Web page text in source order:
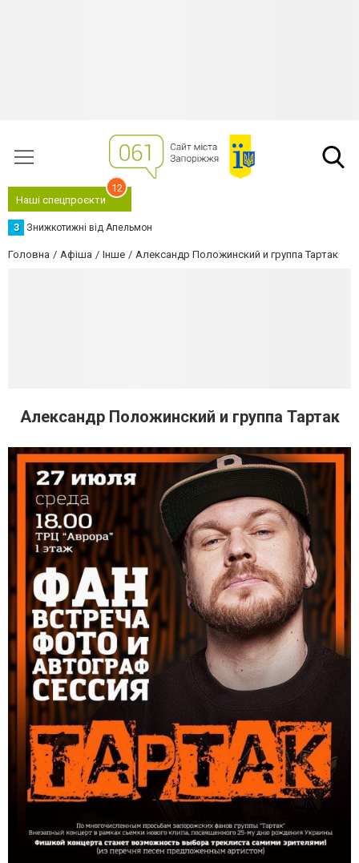
Наші спецпроєкти
12
З Знижкотижні від Апельмон
Головна Афіша Інше Александр Положинский и группа Тартак
Александр Положинский и группа Тартак